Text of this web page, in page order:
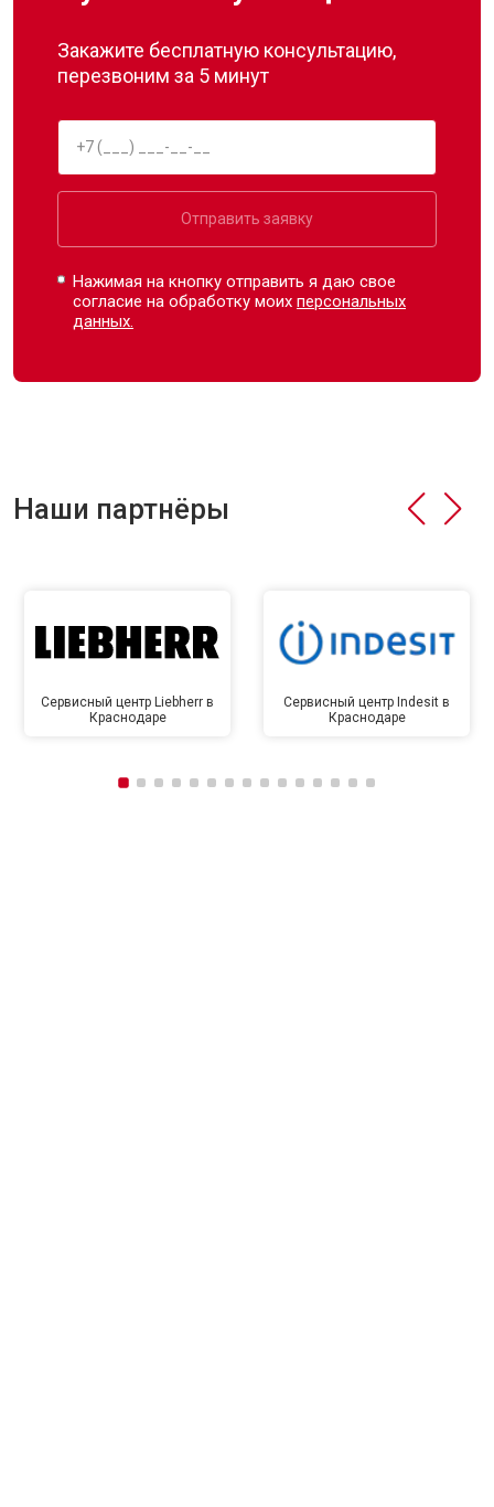
Закажите бесплатную консультацию,
перезвоним за 5 минут
Отправить заявку
Нажимая на кнопку отправить я даю свое
согласие на обработку моихперсональных
данных.
Наши партнёры
Сервисный центр Liebherr в
Краснодаре
Сервисный центр Indesit в
Краснодаре